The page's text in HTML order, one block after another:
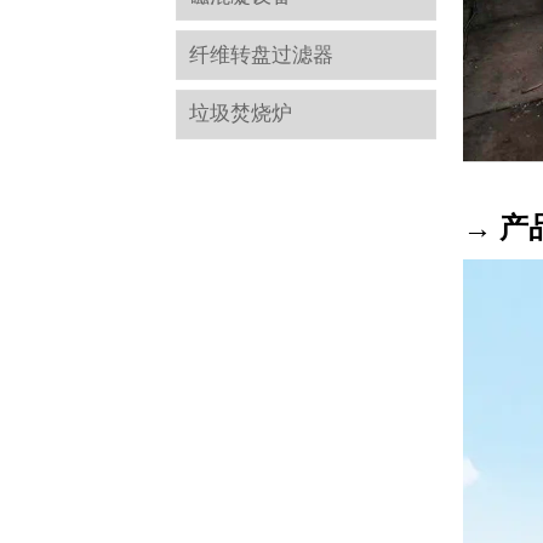
纤维转盘过滤器
垃圾焚烧炉
→ 产